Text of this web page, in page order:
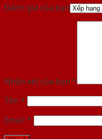
Đánh giá của bạn
Nhận xét của bạn *
Tên *
Email *